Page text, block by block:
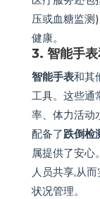
压或血糖监测
健康。
3. 智能手
智能手表和其
工具。这些通
率、体力活动
配备了跌倒检
属提供了安心
人员共享,从
状况管理。